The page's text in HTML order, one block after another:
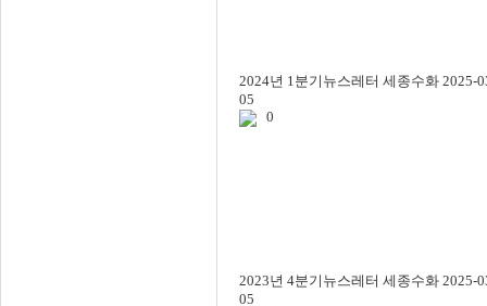
2024년 1분기뉴스레터 세종수화 2025-
05
0
2023년 4분기뉴스레터 세종수화 2025-
05